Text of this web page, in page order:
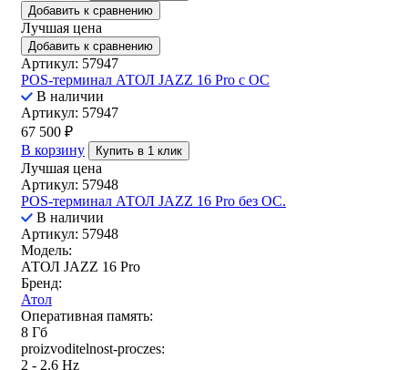
Добавить к сравнению
Лучшая цена
Добавить к сравнению
Артикул: 57947
POS-терминал АТОЛ JAZZ 16 Pro с ОС
В наличии
Артикул: 57947
67 500 ₽
В корзину
Купить в 1 клик
Лучшая цена
Артикул: 57948
POS-терминал АТОЛ JAZZ 16 Pro без ОС.
В наличии
Артикул: 57948
Модель:
АТОЛ JAZZ 16 Pro
Бренд:
Атол
Оперативная память:
8 Гб
proizvoditelnost-proczes:
2 - 2.6 Hz